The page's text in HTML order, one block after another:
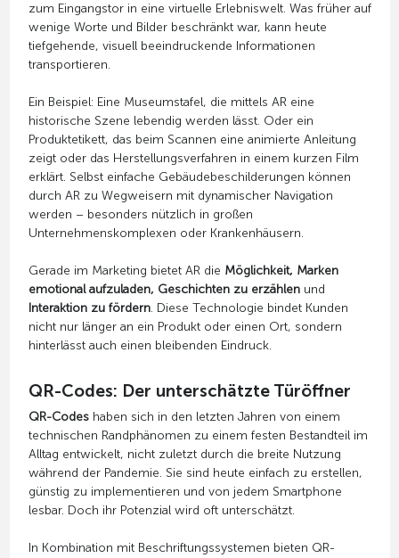
zum Eingangstor in eine virtuelle Erlebniswelt. Was früher auf
wenige Worte und Bilder beschränkt war, kann heute
tiefgehende, visuell beeindruckende Informationen
transportieren.
Ein Beispiel: Eine Museumstafel, die mittels AR eine
historische Szene lebendig werden lässt. Oder ein
Produktetikett, das beim Scannen eine animierte Anleitung
zeigt oder das Herstellungsverfahren in einem kurzen Film
erklärt. Selbst einfache Gebäudebeschilderungen können
durch AR zu Wegweisern mit dynamischer Navigation
werden – besonders nützlich in großen
Unternehmenskomplexen oder Krankenhäusern.
Gerade im Marketing bietet AR die Möglichkeit, Marken
emotional aufzuladen, Geschichten zu erzählenund
Interaktion zu fördern. Diese Technologie bindet Kunden
nicht nur länger an ein Produkt oder einen Ort, sondern
hinterlässt auch einen bleibenden Eindruck.
QR-Codes: Der unterschätzte Türöffner
QR-Codeshaben sich in den letzten Jahren von einem
technischen Randphänomen zu einem festen Bestandteil im
Alltag entwickelt, nicht zuletzt durch die breite Nutzung
während der Pandemie. Sie sind heute einfach zu erstellen,
günstig zu implementieren und von jedem Smartphone
lesbar. Doch ihr Potenzial wird oft unterschätzt.
In Kombination mit Beschriftungssystemen bieten QR-